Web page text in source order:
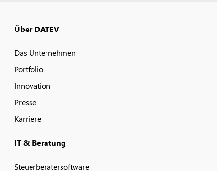
Über DATEV
Das Unternehmen
Portfolio
Innovation
Presse
Karriere
IT & Beratung
Steuerberatersoftware